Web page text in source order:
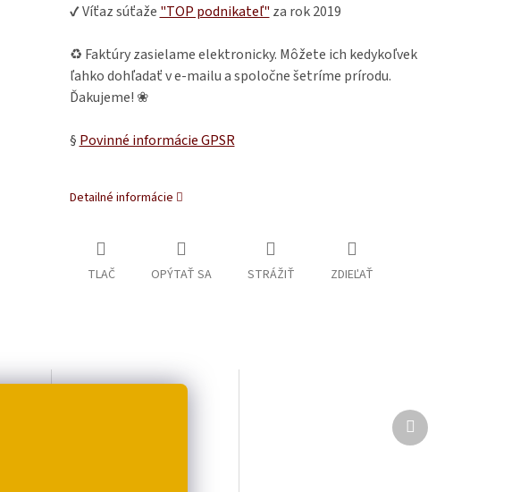
✔ Víťaz súťaže "TOP podnikateľ" za rok 2019
♻ Faktúry zasielame elektronicky. Môžete ich kedykoľvek
ľahko dohľadať v e-mailu a spoločne šetríme prírodu.
Ďakujeme! ❀
§ Povinné informácie GPSR
Detailné informácie
TLAČ OPÝTAŤ SA STRÁŽIŤ ZDIEĽAŤ
Ďalší
produkt